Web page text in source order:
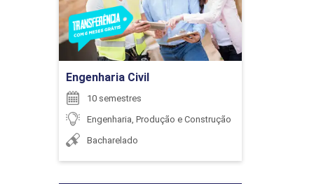
ENCONTRO ACADÊMICO/AVALIAÇÃO
6
PAULO LIMIRIO DA SILVA
ROBERTO LINS MARQUES
Engenharia Civil
10 semestres
Engenharia, Produção e Construção
Bacharelado
Ir para Inscrição